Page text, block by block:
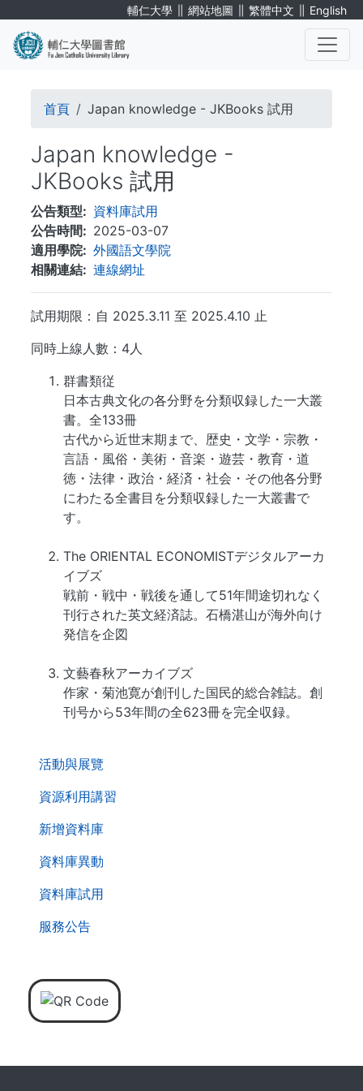
輔仁大學 ∥ 網站地圖 ∥ 繁體中文 ∥ English
活動與展覽
資源利用講習
新增資料庫
資料庫異動
資料庫試用
服務公告
導
連
結
首頁 Japan knowledge - JKBooks 試用
Japan knowledge -
JKBooks 試用
公告類型
資料庫試用
公告時間
2025-03-07
適用學院
外國語文學院
相關連結
連線網址
試用期限：自 2025.3.11 至 2025.4.10 止
同時上線人數：4人
群書類従
日本古典文化の各分野を分類収録した一大叢
書。全133冊
古代から近世末期まで、歴史・文学・宗教・
言語・風俗・美術・音楽・遊芸・教育・道
徳・法律・政治・経済・社会・その他各分野
にわたる全書目を分類収録した一大叢書で
す。
The ORIENTAL ECONOMISTデジタルアーカ
イブズ
戦前・戦中・戦後を通して51年間途切れなく
刊行された英文経済誌。石橋湛山が海外向け
発信を企図
文藝春秋アーカイブズ
作家・菊池寛が創刊した国民的総合雑誌。創
刊号から53年間の全623冊を完全収録。